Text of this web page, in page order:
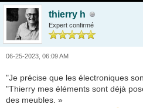
thierry h
Expert confirmé
06-25-2023, 06:09 AM
"Je précise que les électroniques
"Thierry mes éléments sont déjà
des meubles. »